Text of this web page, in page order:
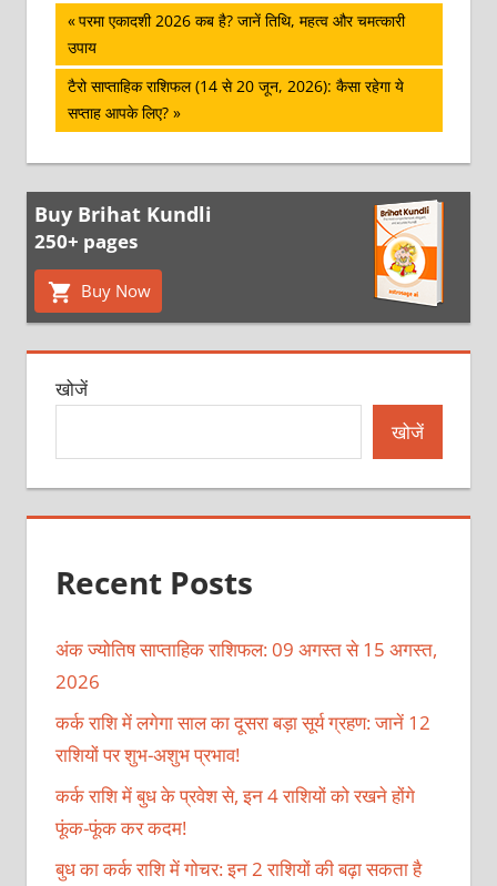
पोस्ट
नेविगेशन
Previous
Post:
परमा एकादशी 2026 कब है? जानें तिथि, महत्व और चमत्कारी
उपाय
Next
Post:
टैरो साप्ताहिक राशिफल (14 से 20 जून, 2026): कैसा रहेगा ये
सप्ताह आपके लिए?
Buy Brihat Kundli
250+ pages
Buy Now
खोजें
खोजें
Recent Posts
अंक ज्योतिष साप्ताहिक राशिफल: 09 अगस्त से 15 अगस्त,
2026
कर्क राशि में लगेगा साल का दूसरा बड़ा सूर्य ग्रहण: जानें 12
राशियों पर शुभ-अशुभ प्रभाव!
कर्क राशि में बुध के प्रवेश से, इन 4 राशियों को रखने होंगे
फूंक-फूंक कर कदम!
बुध का कर्क राशि में गोचर: इन 2 राशियों की बढ़ा सकता है